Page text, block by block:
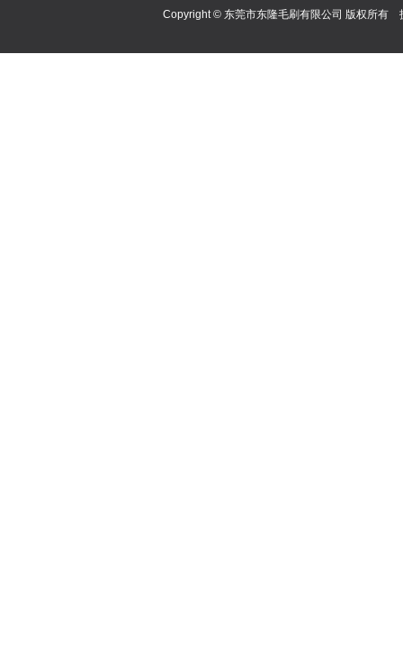
Copyright © 东莞市东隆毛刷有限公司 版权所有